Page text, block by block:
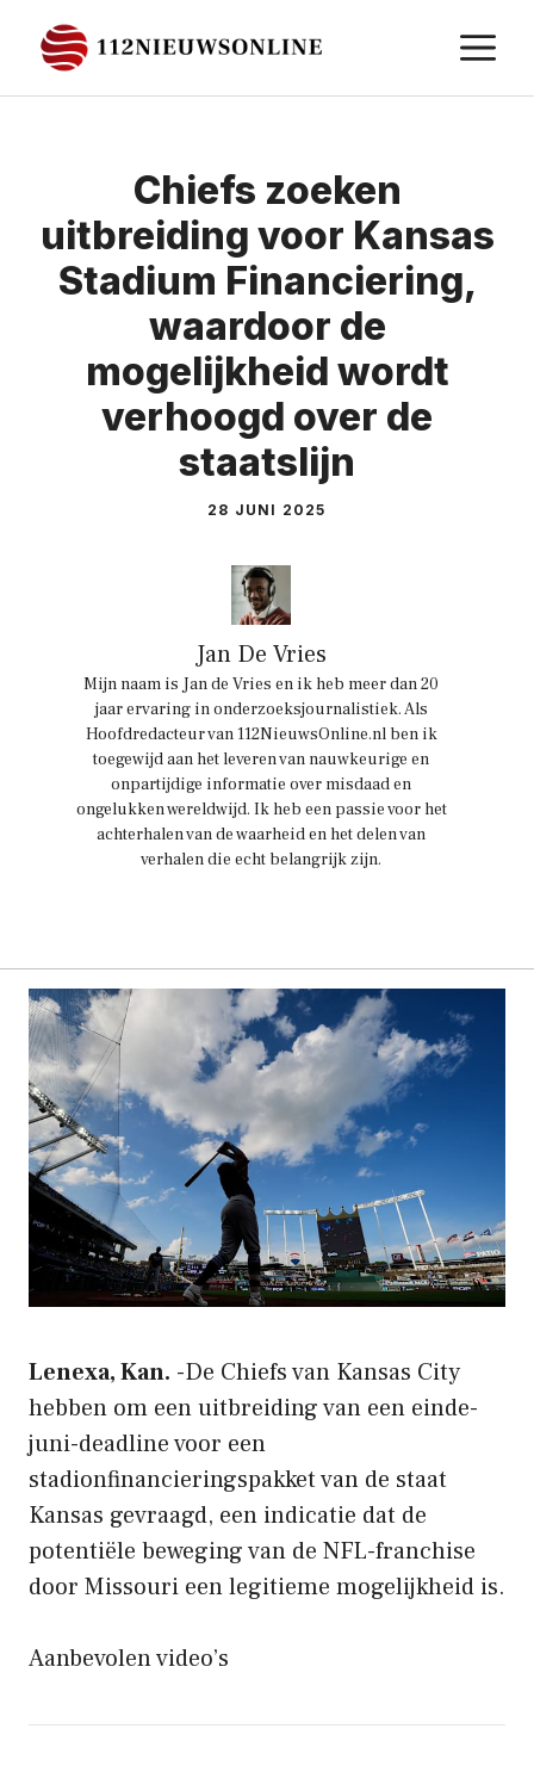
naar
de
Chiefs zoeken
uitbreiding voor Kansas
Stadium Financiering,
waardoor de
mogelijkheid wordt
verhoogd over de
staatslijn
28 JUNI 2025
Jan De Vries
Mijn naam is Jan de Vries en ik heb meer dan 20
jaar ervaring in onderzoeksjournalistiek. Als
Hoofdredacteur van 112NieuwsOnline.nl ben ik
toegewijd aan het leveren van nauwkeurige en
onpartijdige informatie over misdaad en
ongelukken wereldwijd. Ik heb een passie voor het
achterhalen van de waarheid en het delen van
verhalen die echt belangrijk zijn.
Lenexa, Kan. -De Chiefs van Kansas City
hebben om een ​​uitbreiding van een einde-
juni-deadline voor een
stadionfinancieringspakket van de staat
Kansas gevraagd, een indicatie dat de
potentiële beweging van de NFL-franchise
door Missouri een legitieme mogelijkheid is.
Aanbevolen video’s